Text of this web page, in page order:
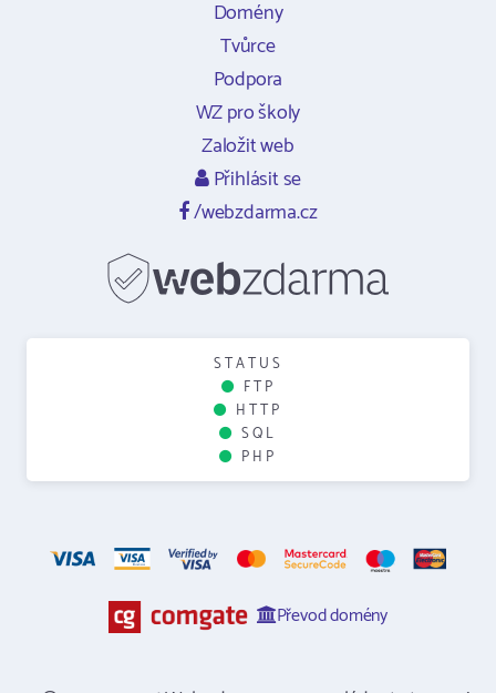
Domény
Tvůrce
Podpora
WZ pro školy
Založit web
Přihlásit se
/webzdarma.cz
STATUS
FTP
HTTP
SQL
PHP
Převod domény